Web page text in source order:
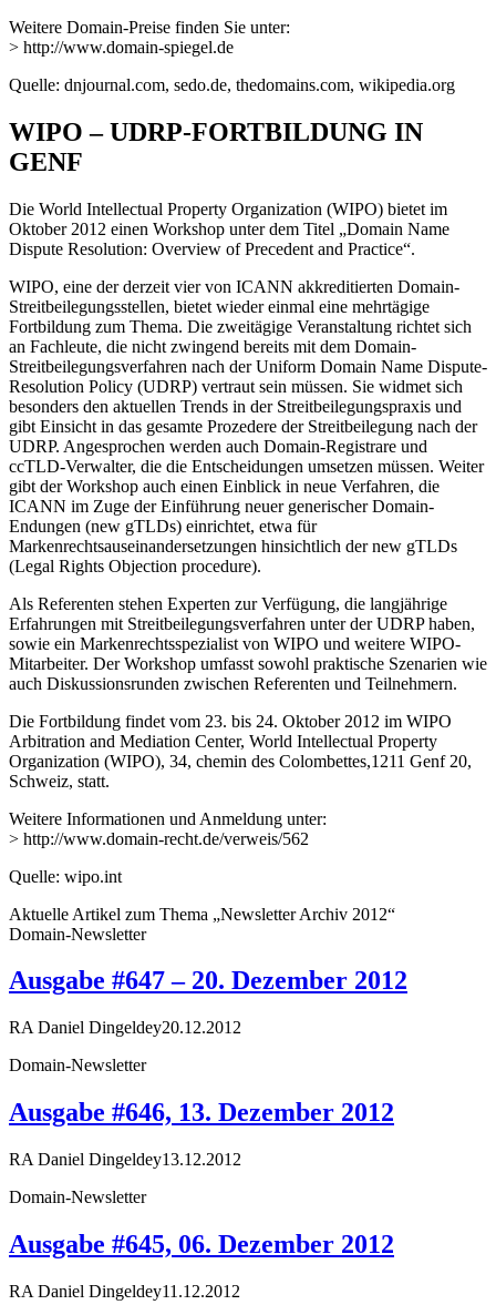
Weitere Domain-Preise finden Sie unter:
> http://www.domain-spiegel.de
Quelle: dnjournal.com, sedo.de, thedomains.com, wikipedia.org
WIPO – UDRP-FORTBILDUNG IN
GENF
Die World Intellectual Property Organization (WIPO) bietet im
Oktober 2012 einen Workshop unter dem Titel „Domain Name
Dispute Resolution: Overview of Precedent and Practice“.
WIPO, eine der derzeit vier von ICANN akkreditierten Domain-
Streitbeilegungsstellen, bietet wieder einmal eine mehrtägige
Fortbildung zum Thema. Die zweitägige Veranstaltung richtet sich
an Fachleute, die nicht zwingend bereits mit dem Domain-
Streitbeilegungsverfahren nach der Uniform Domain Name Dispute-
Resolution Policy (UDRP) vertraut sein müssen. Sie widmet sich
besonders den aktuellen Trends in der Streitbeilegungspraxis und
gibt Einsicht in das gesamte Prozedere der Streitbeilegung nach der
UDRP. Angesprochen werden auch Domain-Registrare und
ccTLD-Verwalter, die die Entscheidungen umsetzen müssen. Weiter
gibt der Workshop auch einen Einblick in neue Verfahren, die
ICANN im Zuge der Einführung neuer generischer Domain-
Endungen (new gTLDs) einrichtet, etwa für
Markenrechtsauseinandersetzungen hinsichtlich der new gTLDs
(Legal Rights Objection procedure).
Als Referenten stehen Experten zur Verfügung, die langjährige
Erfahrungen mit Streitbeilegungsverfahren unter der UDRP haben,
sowie ein Markenrechtsspezialist von WIPO und weitere WIPO-
Mitarbeiter. Der Workshop umfasst sowohl praktische Szenarien wie
auch Diskussionsrunden zwischen Referenten und Teilnehmern.
Die Fortbildung findet vom 23. bis 24. Oktober 2012 im WIPO
Arbitration and Mediation Center, World Intellectual Property
Organization (WIPO), 34, chemin des Colombettes,1211 Genf 20,
Schweiz, statt.
Weitere Informationen und Anmeldung unter:
> http://www.domain-recht.de/verweis/562
Quelle: wipo.int
Aktuelle Artikel zum Thema „Newsletter Archiv 2012“
Domain-Newsletter
Ausgabe #647 – 20. Dezember 2012
RA Daniel Dingeldey20.12.2012
Domain-Newsletter
Ausgabe #646, 13. Dezember 2012
RA Daniel Dingeldey13.12.2012
Domain-Newsletter
Ausgabe #645, 06. Dezember 2012
RA Daniel Dingeldey11.12.2012